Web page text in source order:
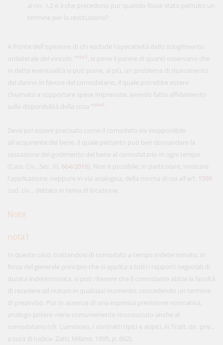
ai nn. 1,2 e 3 che precedono pur quando fosse stato pattuito un
termine per la restituzione?
A fronte dell'opinione di chi esclude l'operatività dello scioglimento
unilaterale del vincolo nota5, si pone il parere di quanti osservano che
in detta eventualità si può porre, al più, un problema di risarcimento
del danno in favore del comodatario, il quale potrebbe essere
chiamato a sopportare spese impreviste, avendo fatto affidamento
sulla disponibilità della cosa nota6
Deve poi essere precisato come il comodato sia inopponibile
all'acquirente del bene, il quale pertanto può ben domandare la
cessazione del godimento del bene al comodatario in ogni tempo
(Cass. Civ., Sez. III, 664/2016). Non è possibile, in particolare, invocare
l'applicazione, neppure in via analogica, della norma di cui all'art. 1599
cod. civ. , dettata in tema di locazione.
Note
nota1
In questo caso, trattandosi di comodato a tempo indeterminato, in
forza del generale principio che si applica a tutti i rapporti negoziali di
durata indeterminata, si può ritenere che il comodante abbia la facoltà
di recedere ad nutum in qualsiasi momento, concedendo un termine
di preavviso. Pur in assenza di una espressa previsione normativa,
analogo potere viene comunemente riconosciuto anche al
comodatario (cfr. Luminoso, I contratti tipici e atipici, in Tratt. dir. priv.,
a cura di Iudica- Zatti, Milano, 1995, p. 662).